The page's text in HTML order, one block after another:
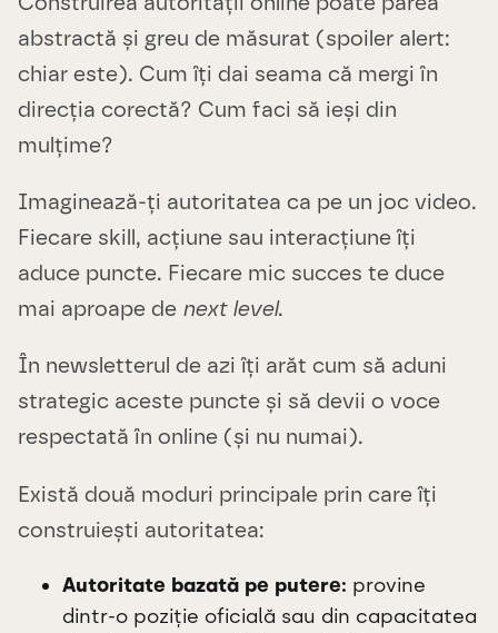
abstractă și greu de măsurat (spoiler alert:
chiar este). Cum îți dai seama că mergi în
direcția corectă? Cum faci să ieși din
mulțime?
Imaginează-ți autoritatea ca pe un joc video.
Fiecare skill, acțiune sau interacțiune îți
aduce puncte. Fiecare mic succes te duce
mai aproape de next level.
În newsletterul de azi îți arăt cum să aduni
strategic aceste puncte și să devii o voce
respectată în online (și nu numai).
Există două moduri principale prin care îți
construiești autoritatea:
Autoritate bazată pe putere: provine
dintr-o poziție oficială sau din capacitatea